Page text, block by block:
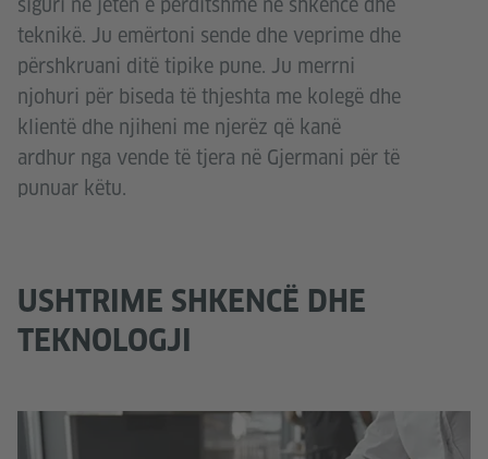
teknikë. Ju emërtoni sende dhe veprime dhe
përshkruani ditë tipike pune. Ju merrni
njohuri për biseda të thjeshta me kolegë dhe
klientë dhe njiheni me njerëz që kanë
ardhur nga vende të tjera në Gjermani për të
punuar këtu.
USHTRIME SHKENCË DHE
TEKNOLOGJI